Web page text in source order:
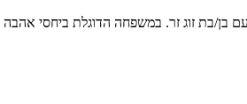
בת זוג זר. במשפחה הדוגלת ביחסי אהבה